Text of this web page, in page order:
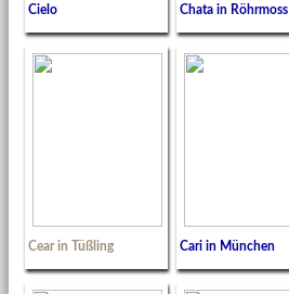
Cielo Chata in Röhrmoss
Cear in Tüßling Cari in München